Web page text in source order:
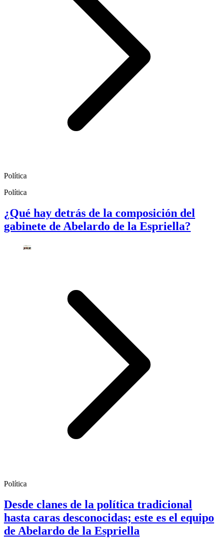
Política
Política
¿Qué hay detrás de la composición del
gabinete de Abelardo de la Espriella?
Política
Desde clanes de la política tradicional
hasta caras desconocidas; este es el equipo
de Abelardo de la Espriella